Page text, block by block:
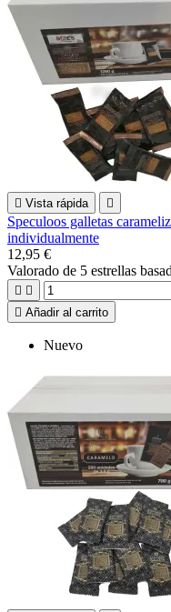
 Vista rápida 
Speculoos galletas
individualmente
12,95 €
Valorado de 5 estrellas
 
 Añadir al carrito
Nuevo